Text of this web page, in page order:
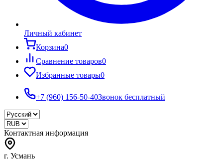
Личный кабинет
Корзина0
Сравнение товаров0
Избранные товары0
+7 (960) 156-50-40Звонок бесплатный
Контактная информация
г. Усмань